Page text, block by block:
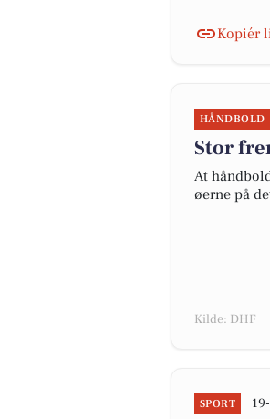
Kopiér
HÅNDBOLD
Stor
At
øerne på
Kilde: DHF
SPORT